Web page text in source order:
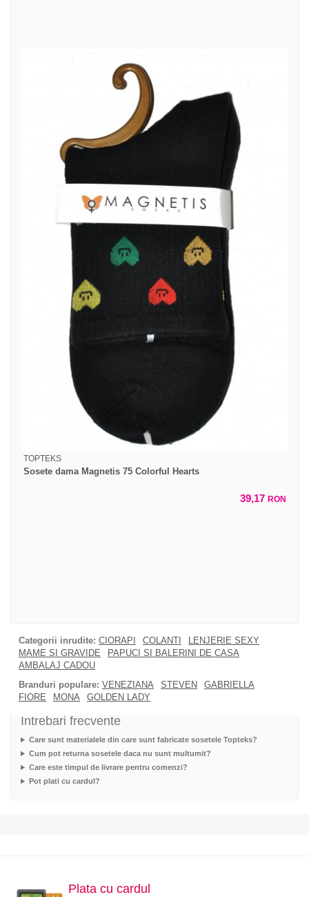
TOPTEKS
Sosete dama Magnetis 75 Colorful Hearts
39,17 RON
Categorii inrudite: CIORAPI COLANTI
LENJERIE SEXY
MAME SI GRAVIDE
PAPUCI SI BALERINI DE CASA
AMBALAJ CADOU
Branduri populare: VENEZIANA STEVEN
GABRIELLA
FIORE
MONA GOLDEN LADY
Intrebari frecvente
Care sunt materialele din care sunt fabricate sosetele Topteks?
Cum pot returna sosetele daca nu sunt multumit?
Care este timpul de livrare pentru comenzi?
Pot plati cu cardul?
Plata cu cardul